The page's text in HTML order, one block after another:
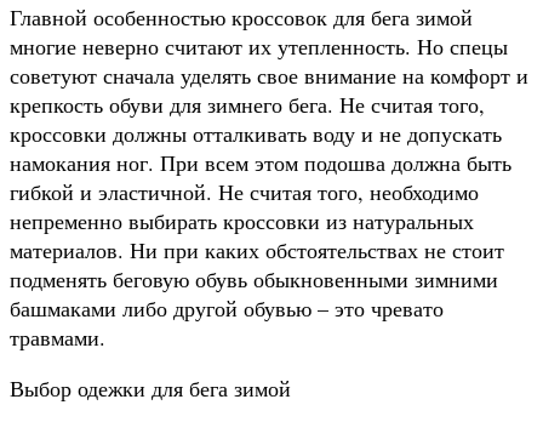
Главной особенностью кроссовок для бега зимой
многие неверно считают их утепленность. Но спецы
советуют сначала уделять свое внимание на комфорт и
крепкость обуви для зимнего бега. Не считая того,
кроссовки должны отталкивать воду и не допускать
намокания ног. При всем этом подошва должна быть
гибкой и эластичной. Не считая того, необходимо
непременно выбирать кроссовки из натуральных
материалов. Ни при каких обстоятельствах не стоит
подменять беговую обувь обыкновенными зимними
башмаками либо другой обувью – это чревато
травмами.
Выбор одежки для бега зимой